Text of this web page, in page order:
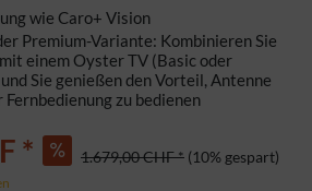
wie Caro+ Vision
Premium-Variante: Kombinieren Sie
einem Oyster TV (Basic oder
Sie genießen den Vorteil, Antenne
zu bedienen
* 1.679,00 CHF * (10% gespart)